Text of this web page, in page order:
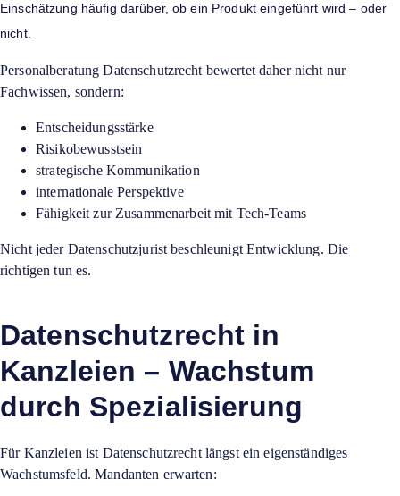
Einschätzung häufig darüber, ob ein Produkt eingeführt wird – oder
nicht.
Personalberatung Datenschutzrecht bewertet daher nicht nur
Fachwissen, sondern:
Entscheidungsstärke
Risikobewusstsein
strategische Kommunikation
internationale Perspektive
Fähigkeit zur Zusammenarbeit mit Tech-Teams
Nicht jeder Datenschutzjurist beschleunigt Entwicklung. Die
richtigen tun es.
Datenschutzrecht in
Kanzleien – Wachstum
durch Spezialisierung
Für Kanzleien ist Datenschutzrecht längst ein eigenständiges
Wachstumsfeld. Mandanten erwarten: